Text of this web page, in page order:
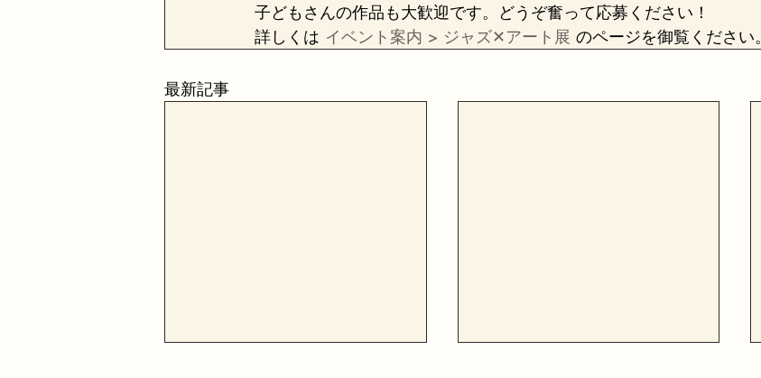
子どもさんの作品も大歓迎です。どうぞ奮って応募ください！
詳しくは イベント案内 > ジャズ✕アート展 のページを御覧ください。
最新記事